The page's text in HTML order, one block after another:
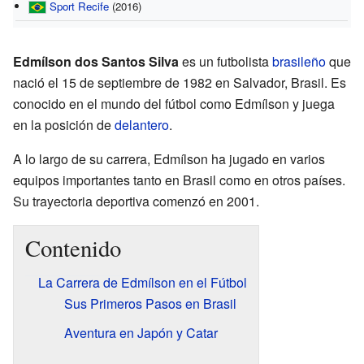
Sport Recife (2016)
Edmílson dos Santos Silvaes un futbolistabrasileñoque
nació el 15 de septiembre de 1982 en Salvador, Brasil. Es
conocido en el mundo del fútbol como Edmílson y juega
en la posición dedelantero.
A lo largo de su carrera, Edmílson ha jugado en varios
equipos importantes tanto en Brasil como en otros países.
Su trayectoria deportiva comenzó en 2001.
Contenido
La Carrera de Edmílson en el Fútbol
Sus Primeros Pasos en Brasil
Aventura en Japón y Catar